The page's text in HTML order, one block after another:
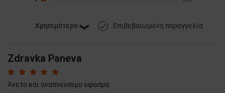
done Επιβεβαιωμένη παραγγελία
Zdravka Paneva
Άνετο και αναπνεύσιμο ύφασμα.